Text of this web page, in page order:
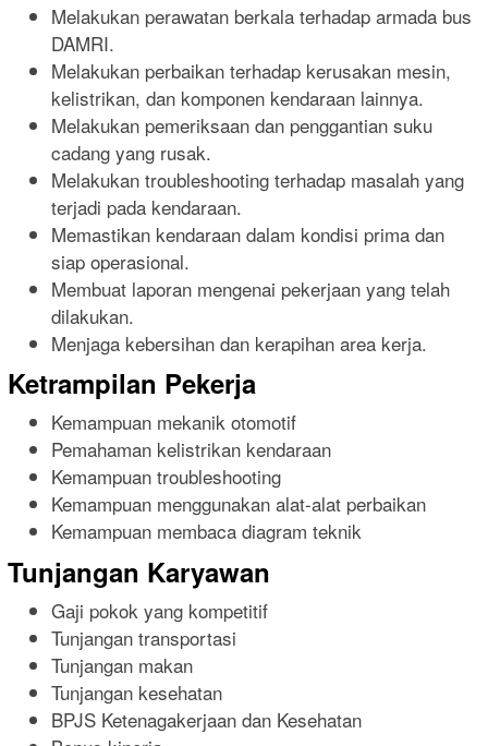
Melakukan perawatan berkala terhadap armada bus
DAMRI.
Melakukan perbaikan terhadap kerusakan mesin,
kelistrikan, dan komponen kendaraan lainnya.
Melakukan pemeriksaan dan penggantian suku
cadang yang rusak.
Melakukan troubleshooting terhadap masalah yang
terjadi pada kendaraan.
Memastikan kendaraan dalam kondisi prima dan
siap operasional.
Membuat laporan mengenai pekerjaan yang telah
dilakukan.
Menjaga kebersihan dan kerapihan area kerja.
Ketrampilan Pekerja
Kemampuan mekanik otomotif
Pemahaman kelistrikan kendaraan
Kemampuan troubleshooting
Kemampuan menggunakan alat-alat perbaikan
Kemampuan membaca diagram teknik
Tunjangan Karyawan
Gaji pokok yang kompetitif
Tunjangan transportasi
Tunjangan makan
Tunjangan kesehatan
BPJS Ketenagakerjaan dan Kesehatan